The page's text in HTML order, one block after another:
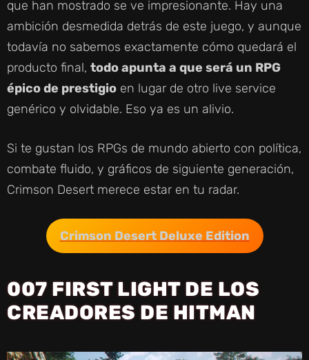
que han mostrado se ve impresionante. Hay una
ambición desmedida detrás de este juego, y aunque
todavía no sabemos exactamente cómo quedará el
producto final, todo apunta a que será un RPG
épico de prestigio en lugar de otro live service
genérico y olvidable. Eso ya es un alivio.
Si te gustan los RPGs de mundo abierto con política,
combate fluido, y gráficos de siguiente generación,
Crimson Desert merece estar en tu radar.
Crimson Desert Deluxe Edition
007 FIRST LIGHT DE LOS
CREADORES DE HITMAN